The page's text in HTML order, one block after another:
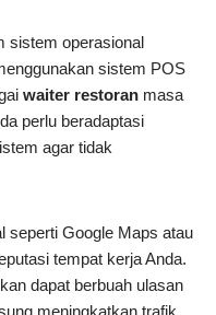
sistem operasional
sistem POS
waiter restoran masa
perlu beradaptasi
agar tidak
seperti Google Maps atau
tempat kerja Anda.
dapat berbuah ulasan
meningkatkan trafik